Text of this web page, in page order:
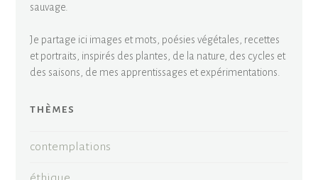
sauvage.
Je partage ici images et mots, poésies végétales, recettes
et portraits, inspirés des plantes, de la nature, des cycles et
des saisons, de mes apprentissages et expérimentations.
thèmes
contemplations